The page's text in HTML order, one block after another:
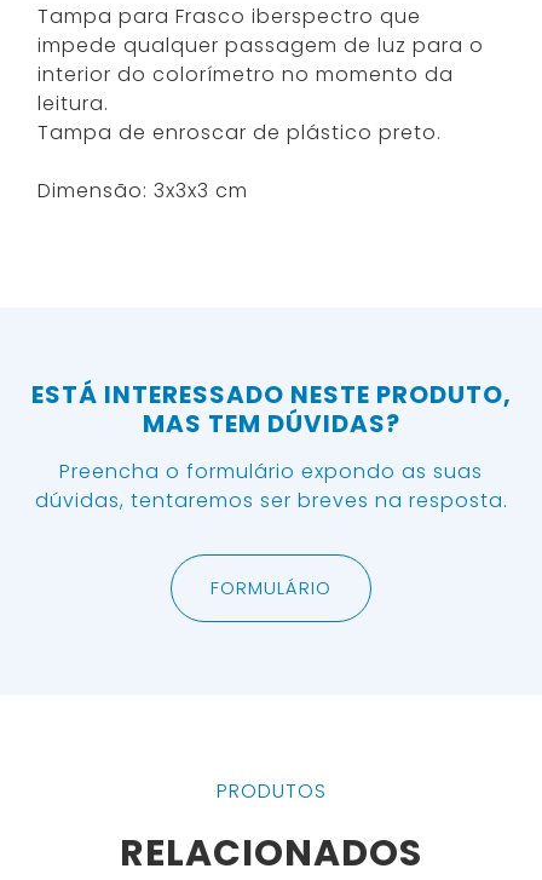
Tampa para Frasco iberspectro que
impede qualquer passagem de luz para o
interior do colorímetro no momento da
leitura.
Tampa de enroscar de plástico preto.
Dimensão: 3x3x3 cm
ESTÁ INTERESSADO NESTE PRODUTO,
MAS TEM DÚVIDAS?
Preencha o formulário expondo as suas
dúvidas, tentaremos ser breves na resposta.
FORMULÁRIO
PRODUTOS
RELACIONADOS